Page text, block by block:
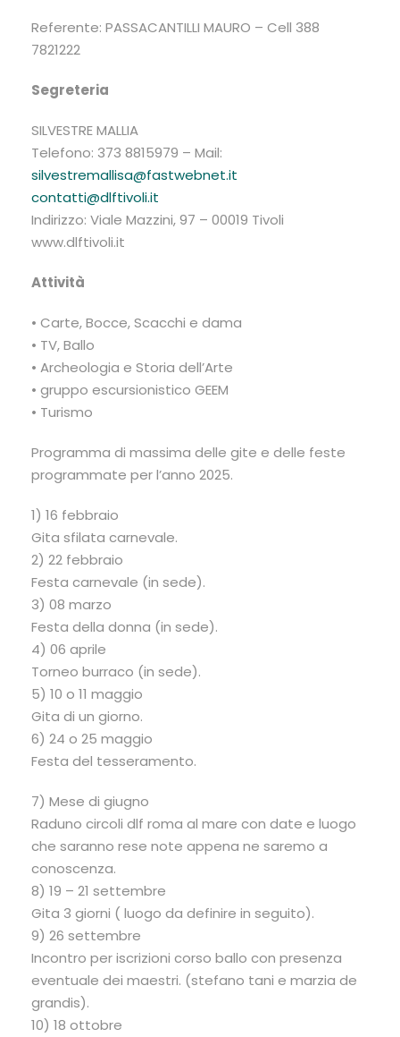
Referente: PASSACANTILLI MAURO – Cell 388
7821222
Segreteria
SILVESTRE MALLIA
Telefono: 373 8815979 – Mail:
silvestremallisa@fastwebnet.it
contatti@dlftivoli.it
Indirizzo: Viale Mazzini, 97 – 00019 Tivoli
www.dlftivoli.it
Attività
• Carte, Bocce, Scacchi e dama
• TV, Ballo
• Archeologia e Storia dell’Arte
• gruppo escursionistico GEEM
• Turismo
Programma di massima delle gite e delle feste
programmate per l’anno 2025.
1) 16 febbraio
Gita sfilata carnevale.
2) 22 febbraio
Festa carnevale (in sede).
3) 08 marzo
Festa della donna (in sede).
4) 06 aprile
Torneo burraco (in sede).
5) 10 o 11 maggio
Gita di un giorno.
6) 24 o 25 maggio
Festa del tesseramento.
7) Mese di giugno
Raduno circoli dlf roma al mare con date e luogo
che saranno rese note appena ne saremo a
conoscenza.
8) 19 – 21 settembre
Gita 3 giorni ( luogo da definire in seguito).
9) 26 settembre
Incontro per iscrizioni corso ballo con presenza
eventuale dei maestri. (stefano tani e marzia de
grandis).
10) 18 ottobre